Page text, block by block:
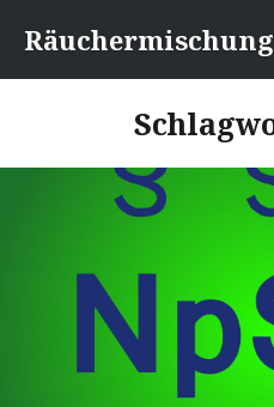
zum
Inhalt